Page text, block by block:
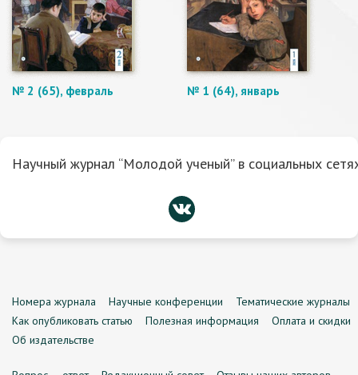
№ 2 (65), февраль № 1 (64), январь
Научный журнал “Молодой ученый” в социальных
Номера журнала Научные конференции
Тематические журналы
Как опубликовать статью
Полезная информация
Оплата и скидки
Об издательстве